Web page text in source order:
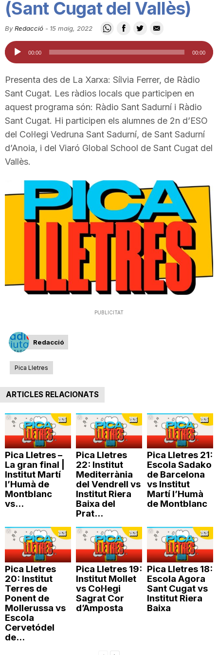
i
u
a
d
e
a
o
n
a
(Sant Cugat del Vallès)
By Redacció - 15 maig, 2022
Reproductor
d'àudio
00:00 00:00
Presenta des de La Xarxa: Sílvia Ferrer, de Ràdio
Sant Cugat. Les ràdios locals que participen en
aquest programa són: Ràdio Sant Sadurní i Ràdio
Sant Cugat. Hi participen els alumnes de 2n d’ESO
del Col·legi Vedruna Sant Sadurní, de Sant Sadurní
d’Anoia, i del Viaró Global School de Sant Cugat del
Vallès.
PUBLICITAT
Redacció
Pica Lletres
ARTICLES RELACIONATS
Pica Lletres –
La gran final |
Institut Martí
l’Humà de
Montblanc
vs...
Pica Lletres
22: Institut
Mediterrània
del Vendrell vs
Institut Riera
Baixa del
Prat...
Pica Lletres 21:
Escola Sadako
de Barcelona
vs Institut
Martí l’Humà
de Montblanc
Pica Lletres
20: Institut
Terres de
Ponent de
Mollerussa vs
Escola
Cervetódel
de...
Pica Lletres 19:
Institut Mollet
vs Col·legi
Sagrat Cor
d’Amposta
Pica Lletres 18:
Escola Agora
Sant Cugat vs
Institut Riera
Baixa